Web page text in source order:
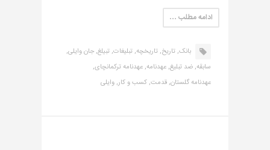
ادامه مطلب …
بانک,تاریخ,تاریخچه,تبلیغات,تبیلغ,جان وایلی,
سابقه,ضد تبلیغ,عهدنامه,عهدنامه ترکمانچای,
عهدنامه گلستان,قدمت,کسب و کار,وایلی